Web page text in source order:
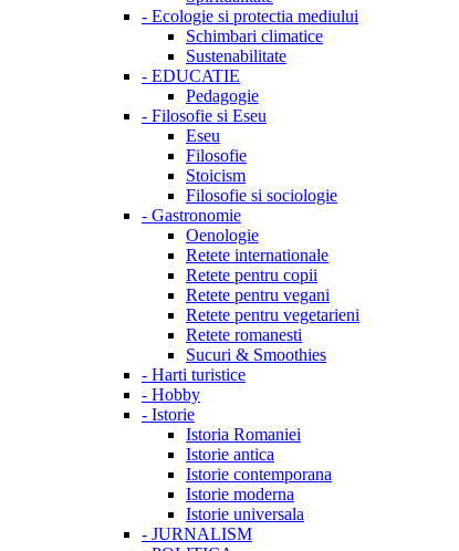
- Ecologie si protectia mediului
Schimbari climatice
Sustenabilitate
- EDUCATIE
Pedagogie
- Filosofie si Eseu
Eseu
Filosofie
Stoicism
Filosofie si sociologie
- Gastronomie
Oenologie
Retete internationale
Retete pentru copii
Retete pentru vegani
Retete pentru vegetarieni
Retete romanesti
Sucuri & Smoothies
- Harti turistice
- Hobby
- Istorie
Istoria Romaniei
Istorie antica
Istorie contemporana
Istorie moderna
Istorie universala
- JURNALISM